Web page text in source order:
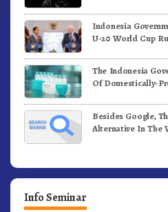
Indonesia
U-20 World Cup
The Indonesia
Of Domestically-
Besides Google,
Alternative In The
Info Seminar